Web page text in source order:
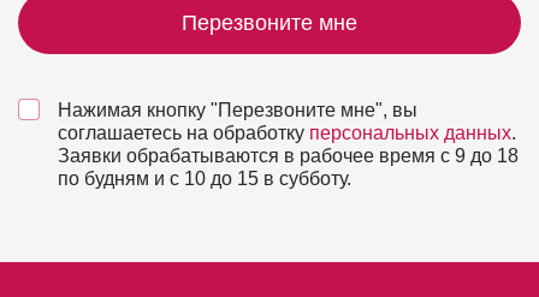
Перезвоните мне
Нажимая кнопку "Перезвоните мне", вы
соглашаетесь на обработку персональных данных.
Заявки обрабатываются в рабочее время с 9 до 18
по будням и с 10 до 15 в субботу.